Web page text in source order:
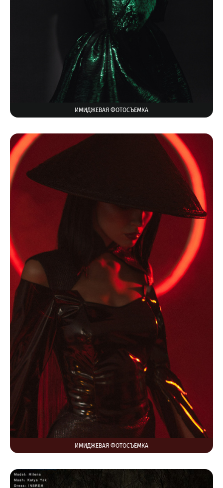
ИМИДЖЕВАЯ ФОТОСЪЕМКА
ИМИДЖЕВАЯ ФОТОСЪЕМКА